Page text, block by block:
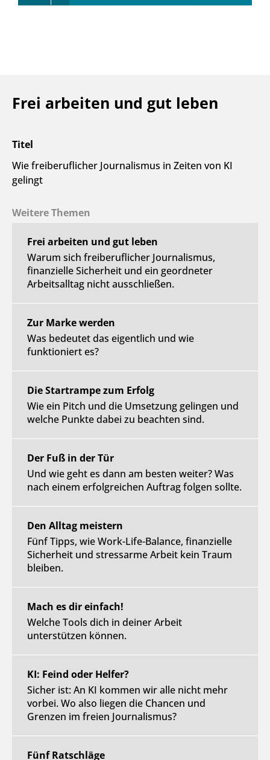
Frei arbeiten und gut leben
Titel
Wie freiberuflicher Journalismus in Zeiten von KI
gelingt
Weitere Themen
Frei arbeiten und gut leben
Warum sich freiberuflicher Journalismus,
finanzielle Sicherheit und ein geordneter
Arbeitsalltag nicht ausschließen.
Zur Marke werden
Was bedeutet das eigentlich und wie
funktioniert es?
Die Startrampe zum Erfolg
Wie ein Pitch und die Umsetzung gelingen und
welche Punkte dabei zu beachten sind.
Der Fuß in der Tür
Und wie geht es dann am besten weiter? Was
nach einem erfolgreichen Auftrag folgen sollte.
Den Alltag meistern
Fünf Tipps, wie Work-Life-Balance, finanzielle
Sicherheit und stressarme Arbeit kein Traum
bleiben.
Mach es dir einfach!
Welche Tools dich in deiner Arbeit
unterstützen können.
KI: Feind oder Helfer?
Sicher ist: An KI kommen wir alle nicht mehr
vorbei. Wo also liegen die Chancen und
Grenzen im freien Journalismus?
Fünf Ratschläge